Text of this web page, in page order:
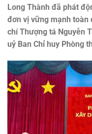
Long Thành đã phát
đơn vị vững mạnh toàn
chí Thượng tá Nguyễn
uỷ Ban Chỉ huy Phòng